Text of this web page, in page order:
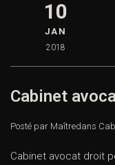
10
JAN
2018
Cabinet
Posté par Maîtredans
Cabinet avocat droit